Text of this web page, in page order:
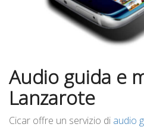
Audio guida e
Lanzarote
Cicar offre un servizio di audio